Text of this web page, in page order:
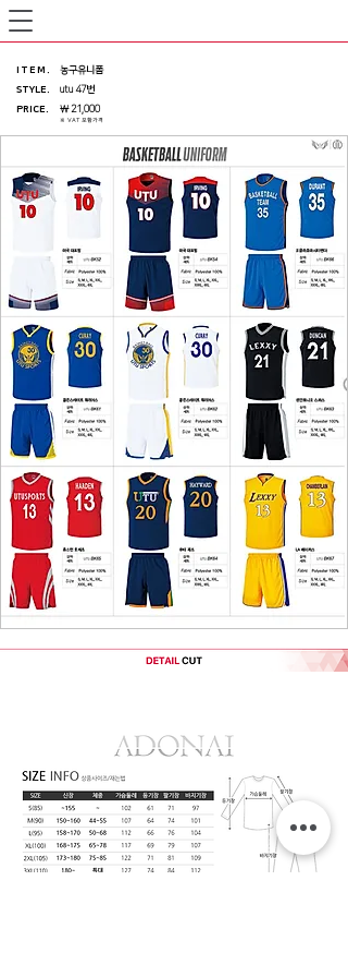
ITEM .
농구유니폼
STYLE.
utu 47번
PRICE.
※ VAT 포함가격
￦ 21,000